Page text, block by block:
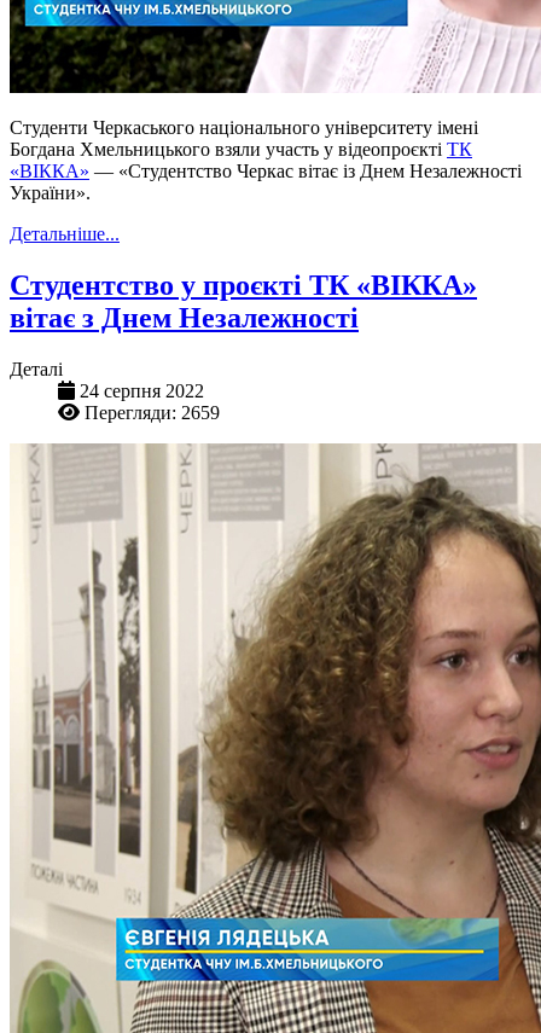
Студенти Черкаського національного університету імені
Богдана Хмельницького взяли участь у відеопроєкті ТК
«ВІККА» — «Студентство Черкас вітає із Днем Незалежності
України».
Детальніше...
Студентство у проєкті ТК «ВІККА»
вітає з Днем Незалежності
Деталі
24 серпня 2022
Перегляди: 2659